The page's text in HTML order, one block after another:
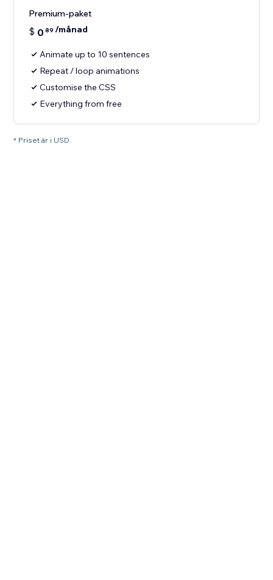
Premium-paket
$ 0 89 /månad
Animate up to 10 sentences
Repeat / loop animations
Customise the CSS
Everything from free
* Priset är i USD.